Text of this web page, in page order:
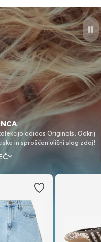
adidas Originals. Odkrij
in sproščen ulični slog zdaj!
Bonn 2026